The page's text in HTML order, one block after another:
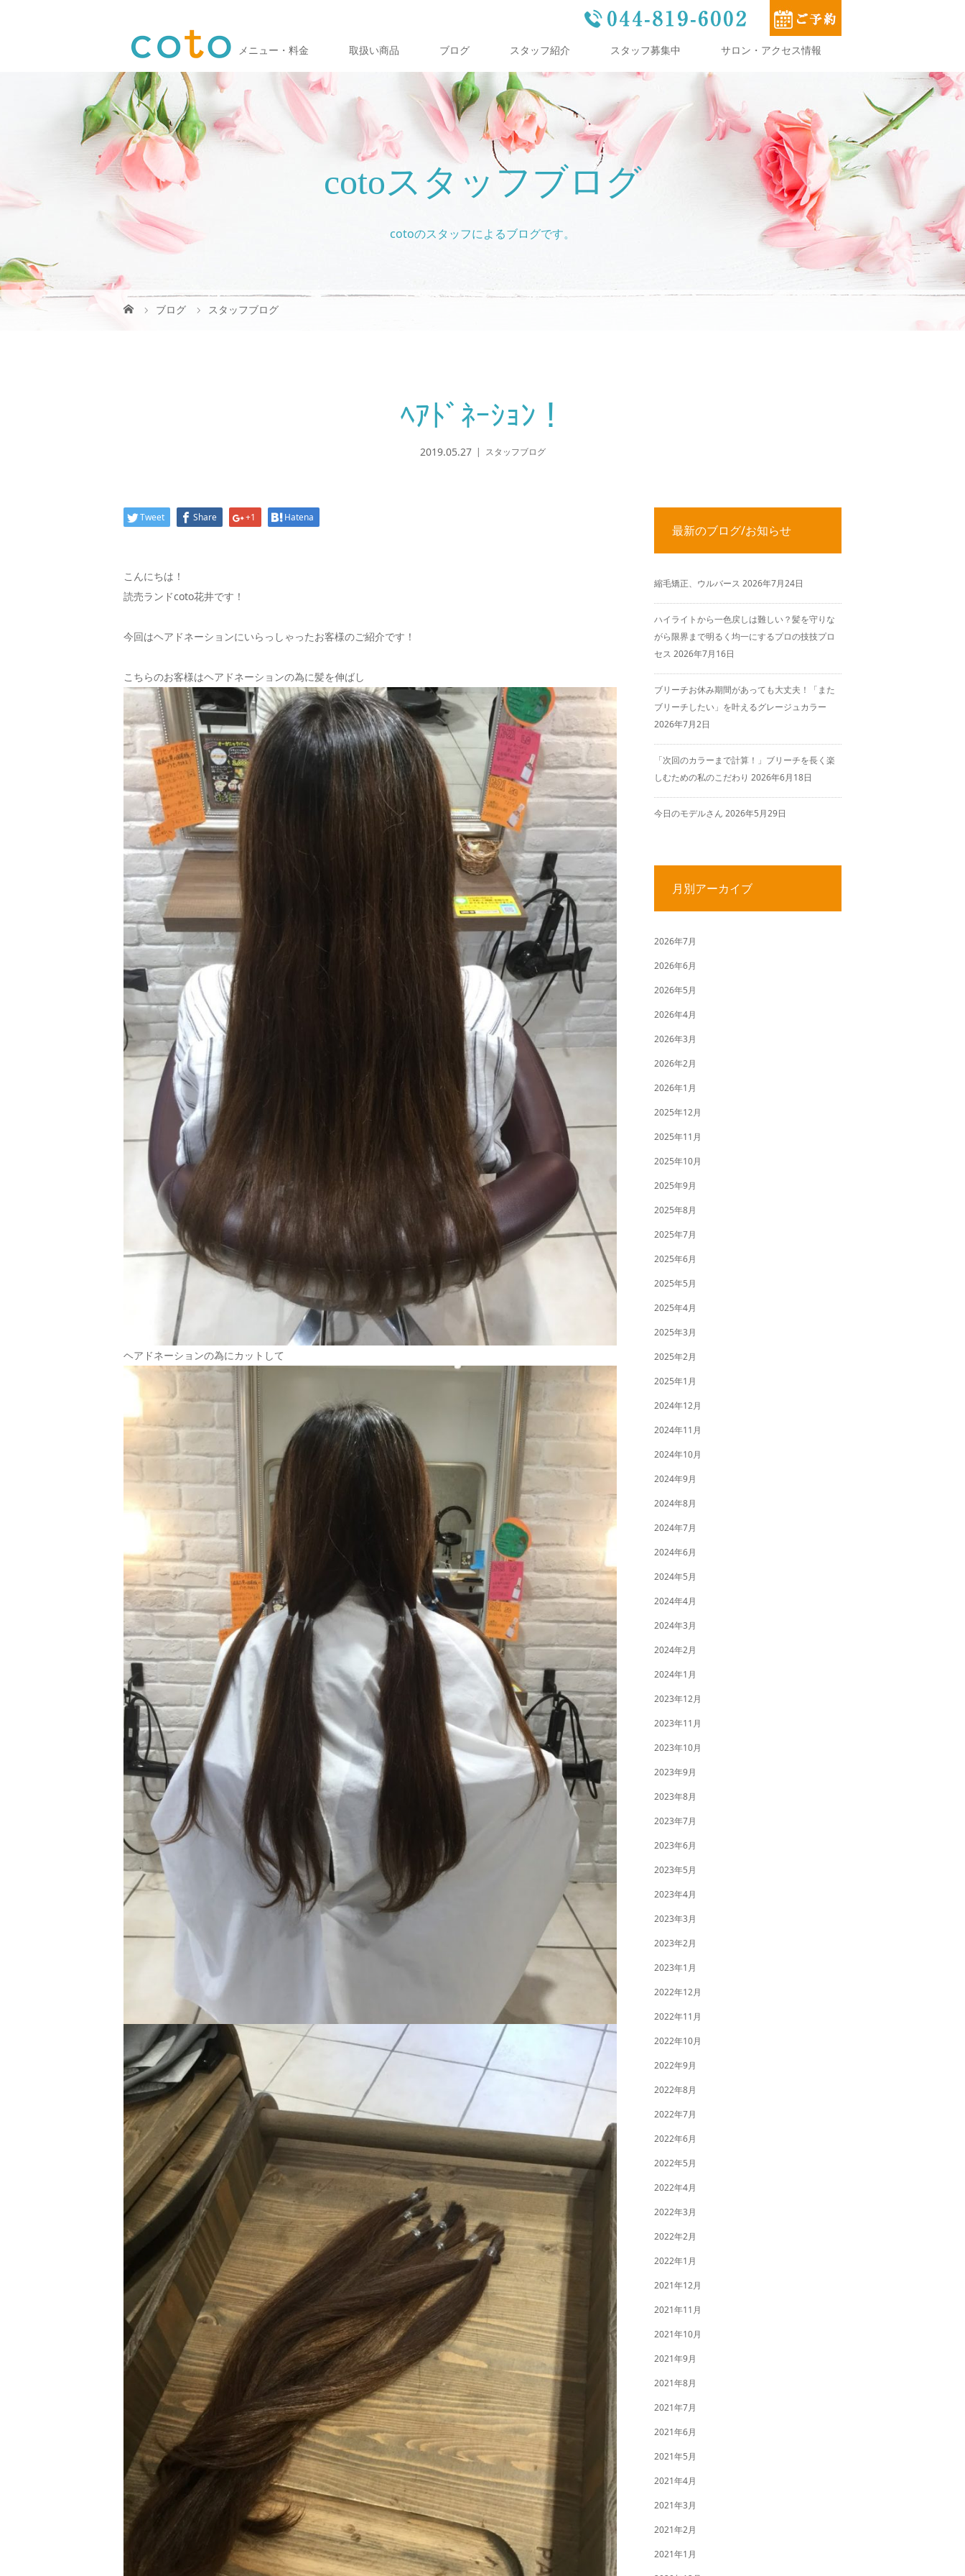
メニュー・料金 取扱い商品 ブログ スタッフ紹介 スタッフ募集中 サロン・アクセス情報
cotoスタッフブログ
cotoのスタッフによるブログです。
ブログ スタッフブログ
ﾍｱﾄﾞﾈｰｼｮﾝ！
2019.05.27 スタッフブログ
Tweet Share +1 Hatena
こんにちは！
読売ランドcoto花井です！
今回はヘアドネーションにいらっしゃったお客様のご紹介です！
こちらのお客様はヘアドネーションの為に髪を伸ばし
ヘアドネーションの為にカットして
最新のブログ/お知らせ
縮毛矯正、ウルバース 2026年7月24日
ハイライトから一色戻しは難しい？髪を守りな
がら限界まで明るく均一にするプロの技技プロ
セス 2026年7月16日
ブリーチお休み期間があっても大丈夫！「また
ブリーチしたい」を叶えるグレージュカラー
2026年7月2日
「次回のカラーまで計算！」ブリーチを長く楽
しむための私のこだわり 2026年6月18日
今日のモデルさん 2026年5月29日
月別アーカイブ
2026年7月
2026年6月
2026年5月
2026年4月
2026年3月
2026年2月
2026年1月
2025年12月
2025年11月
2025年10月
2025年9月
2025年8月
2025年7月
2025年6月
2025年5月
2025年4月
2025年3月
2025年2月
2025年1月
2024年12月
2024年11月
2024年10月
2024年9月
2024年8月
2024年7月
2024年6月
2024年5月
2024年4月
2024年3月
2024年2月
2024年1月
2023年12月
2023年11月
2023年10月
2023年9月
2023年8月
2023年7月
2023年6月
2023年5月
2023年4月
2023年3月
2023年2月
2023年1月
2022年12月
2022年11月
2022年10月
2022年9月
2022年8月
2022年7月
2022年6月
2022年5月
2022年4月
2022年3月
2022年2月
2022年1月
2021年12月
2021年11月
2021年10月
2021年9月
2021年8月
2021年7月
2021年6月
2021年5月
2021年4月
2021年3月
2021年2月
2021年1月